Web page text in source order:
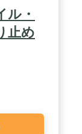
ル・
止め